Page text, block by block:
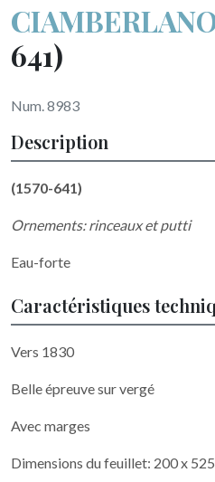
641)
Num. 8983
Description
(1570-641)
Ornements: rinceaux et putti
Eau-forte
Caractéristiques
Vers 1830
Belle épreuve sur vergé
Avec marges
Dimensions du feuillet: 200 x